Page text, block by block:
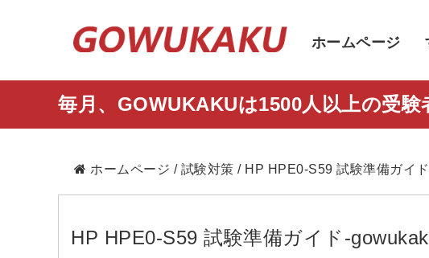
ホームページ
毎月、GOWUKAKUは1500人以上の受
ホームページ / 試験対策 / HP HPE0-S59 試験準備ガイ
HP HPE0-S59 試験準備ガイド-